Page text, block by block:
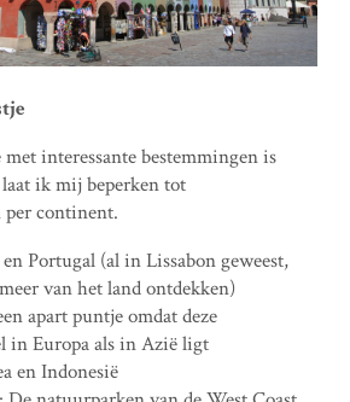
interessante bestemmingen is
ik mij beperken tot
per continent.
Portugal (al in Lissabon geweest,
van het land ontdekken)
apart puntje omdat deze
in Europa als in Azië ligt
en Indonesië